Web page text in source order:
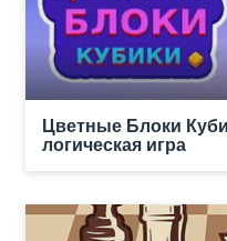
Цветные Блоки
логическая игра